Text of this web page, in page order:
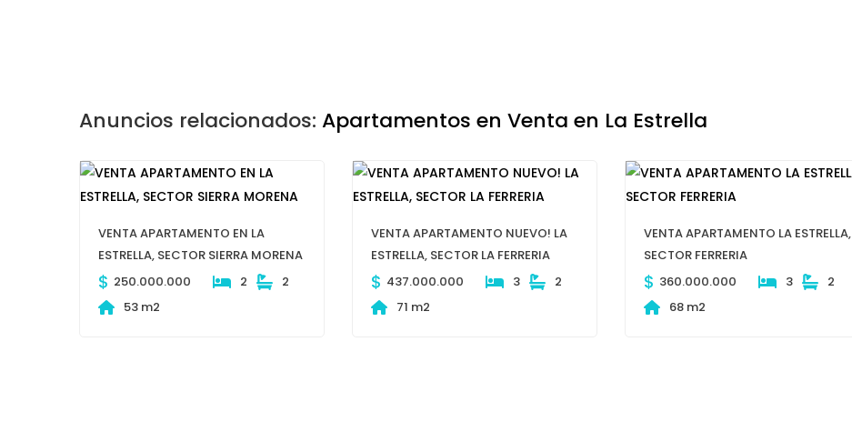
Anuncios relacionados: Apartamentos en Venta en La Estrella
VENTA APARTAMENTO EN LA
ESTRELLA, SECTOR SIERRA MORENA
$ 250.000.000 2
2
53 m2
VENTA APARTAMENTO NUEVO! LA
ESTRELLA, SECTOR LA FERRERIA
$ 437.000.000 3
2
71 m2
VENTA APARTAMENTO LA ESTRELLA,
SECTOR FERRERIA
$ 360.000.000 3
2
68 m2